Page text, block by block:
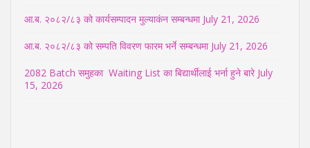
आ.ब. २०८२/८३ को कार्यसम्पादन मुल्याकंन सम्बन्धमा July 21, 2026
आ.ब. २०८२/८३ को सम्पति विवरण फारम भर्ने सम्बन्धमा July 21, 2026
2082 Batch समुहका Waiting List का बिद्यार्थीलाई भर्ना हुने बारे July
15, 2026